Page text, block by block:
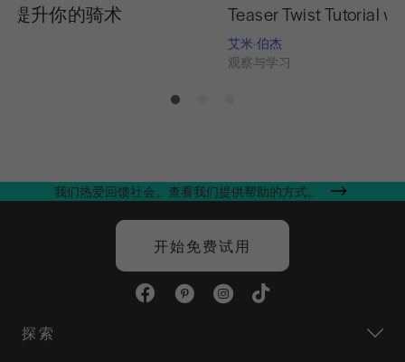
提升你的骑术 Teaser Twist Tutorial
艾米-伯杰
观察与学习
我们热爱回馈社会。查看我们提供帮助的方式。
开始免费试用
探索